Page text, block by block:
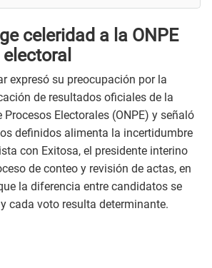
celeridad a la ONPE
expresó su preocupación por la
de resultados oficiales de la
Electorales (ONPE) y señaló
definidos alimenta la incertidumbre
con Exitosa, el presidente interino
de conteo y revisión de actas, en
la diferencia entre candidatos se
cada voto resulta determinante.